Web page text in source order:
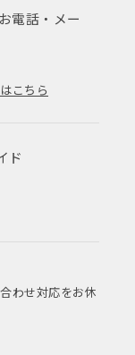
電話・メー
こちら
ド
わせ対応をお休